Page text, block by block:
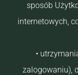
sposób
internetowych,
•
zalogowaniu),